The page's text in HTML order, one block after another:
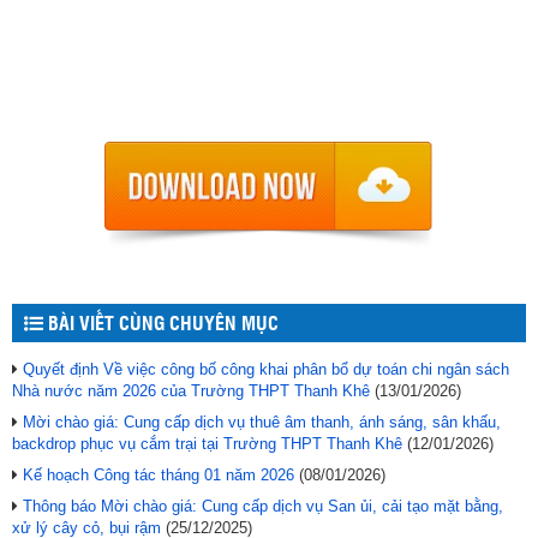
BÀI VIẾT CÙNG CHUYÊN MỤC
Quyết định Về việc công bố công khai phân bổ dự toán chi ngân sách
Nhà nước năm 2026 của Trường THPT Thanh Khê (13/01/2026)
Mời chào giá: Cung cấp dịch vụ thuê âm thanh, ánh sáng, sân khấu,
backdrop phục vụ cắm trại tại Trường THPT Thanh Khê (12/01/2026)
Kế hoạch Công tác tháng 01 năm 2026 (08/01/2026)
Thông báo Mời chào giá: Cung cấp dịch vụ San ủi, cải tạo mặt bằng,
xử lý cây cỏ, bụi rậm (25/12/2025)